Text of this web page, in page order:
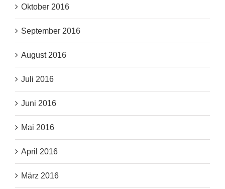
Oktober 2016
September 2016
August 2016
Juli 2016
Juni 2016
Mai 2016
April 2016
März 2016